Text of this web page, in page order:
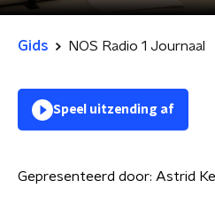
Gids NOS Radio 1 Journaal
Speel uitzending af
Gepresenteerd door: Astrid